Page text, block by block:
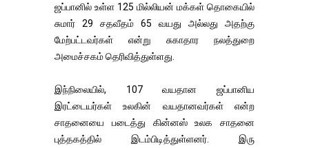
ஜப்பானில் உள்ள 125 மில்லியன் மக்கள் தொகையில்
சுமார் 29 சதவீதம் 65 வயது அல்லது அதற்கு
மேற்பட்டவர்கள் என்று சுகாதார நலத்துறை
அமைச்சகம் தெரிவித்துள்ளது.
இந்நிலையில், 107 வயதான ஜப்பானிய
இரட்டையர்கள் உலகின் வயதானவர்கள் என்ற
சாதனையை படைத்து கின்னஸ் உலக சாதனை
புத்தகத்தில் இடம்பிடித்துள்ளனர். இரு